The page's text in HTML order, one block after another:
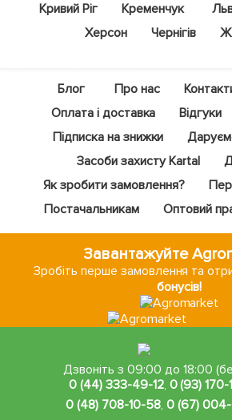
Кривий Ріг
Кременчук
Херсон
Чернігів
Блог Про нас
Оплата і доставка
Відгуки
Підписка на знижки
Засоби захисту Kartal
Як зробити замовлення?
Постачальникам
Оптовий
Завантажуйте
Зробіть перше замовлення та
бонусів!
Дзвоніть з 09:00 до 18:00
0 (44) 333-49-12, 0 (93)
0 (48) 708-10-58, 0 (67)